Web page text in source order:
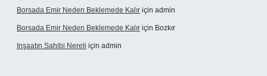
Borsada Emir Neden Beklemede Kalır için admin
Borsada Emir Neden Beklemede Kalır için Bozkır
Inşaatın Sahibi Nereli için admin